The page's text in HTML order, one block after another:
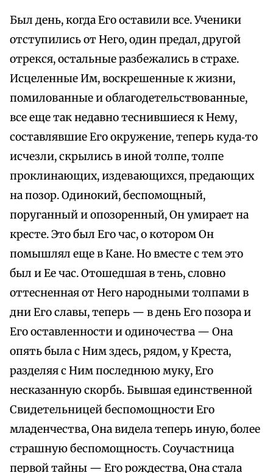
Был день, когда Его оставили все. Ученики
отступились от Него, один предал, другой
отрекся, остальные разбежались в страхе.
Исцеленные Им, воскрешенные к жизни,
помилованные и облагодетельствованные,
все еще так недавно теснившиеся к Нему,
составлявшие Его окружение, теперь куда‑то
исчезли, скрылись в иной толпе, толпе
проклинающих, издевающихся, предающих
на позор. Одинокий, беспомощный,
поруганный и опозоренный, Он умирает на
кресте. Это был Его час, о котором Он
помышлял еще в Кане. Но вместе с тем это
был и Ее час. Отошедшая в тень, словно
оттесненная от Него народными толпами в
дни Его славы, теперь — в день Его позора и
Его оставленности и одиночества — Она
опять была с Ним здесь, рядом, у Креста,
разделяя с Ним последнюю муку, Его
несказанную скорбь. Бывшая единственной
Свидетельницей беспомощности Его
младенчества, Она видела теперь иную, более
страшную беспомощность. Соучастница
первой тайны — Его рождества, Она стала